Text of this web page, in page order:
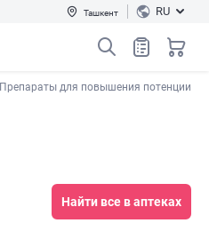
Ташкент RU
Препараты для повышения потенции
Найти все в аптеках